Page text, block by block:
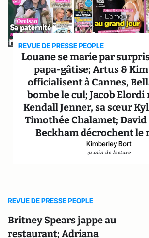
REVUE DE PRESSE PEOPLE
Louane se marie par
papa-gâtise; Artus &
officialisent à Cannes,
bombe le cul; Jacob
Kendall Jenner, sa sœur
Timothée Chalamet;
Beckham décrochent le
Kimberley Bort
31 min de lecture
REVUE DE PRESSE PEOPLE
Britney Spears jappe au
restaurant; Adriana